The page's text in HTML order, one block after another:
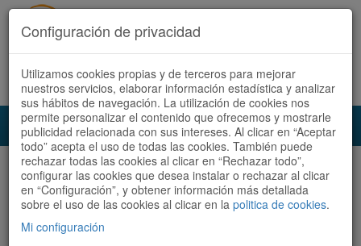
Acceder Registrate ahora Español | Català
Audioruta Todas las rutas
Todas las rutas Ordenar por:Más recientes
Configuración de privacidad
Utilizamos cookies propias y de terceros para mejorar
nuestros servicios, elaborar información estadística y analizar
sus hábitos de navegación. La utilización de cookies nos
permite personalizar el contenido que ofrecemos y mostrarle
publicidad relacionada con sus intereses. Al clicar en “Aceptar
todo” acepta el uso de todas las cookies. También puede
rechazar todas las cookies al clicar en “Rechazar todo”,
configurar las cookies que desea instalar o rechazar al clicar
en “Configuración”, y obtener información más detallada
sobre el uso de las cookies al clicar en la politica de cookies.
Mi configuración